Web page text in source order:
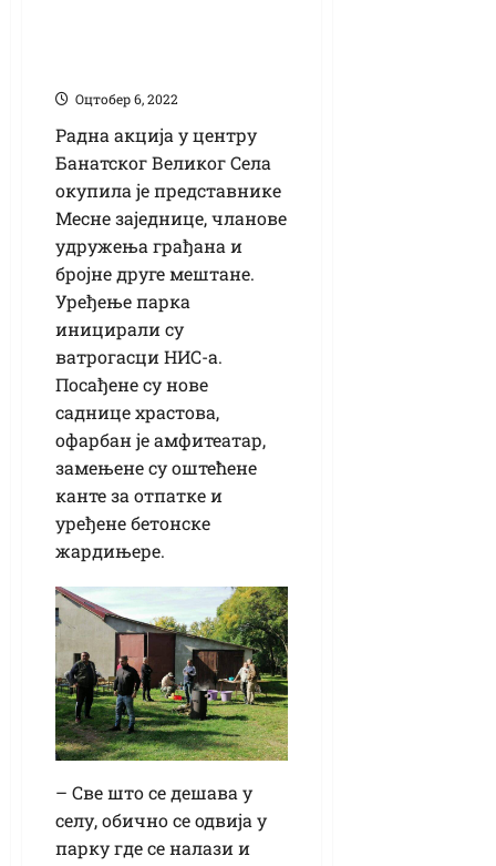
Оцтобер 6, 2022
Радна акција у центру
Банатског Великог Села
окупила је представнике
Месне заједнице, чланове
удружења грађана и
бројне друге мештане.
Уређење парка
иницирали су
ватрогасци НИС-а.
Посађене су нове
саднице храстова,
офарбан је амфитеатар,
замењене су оштећене
канте за отпатке и
уређене бетонске
жардињере.
– Све што се дешава у
селу, обично се одвија у
парку где се налази и